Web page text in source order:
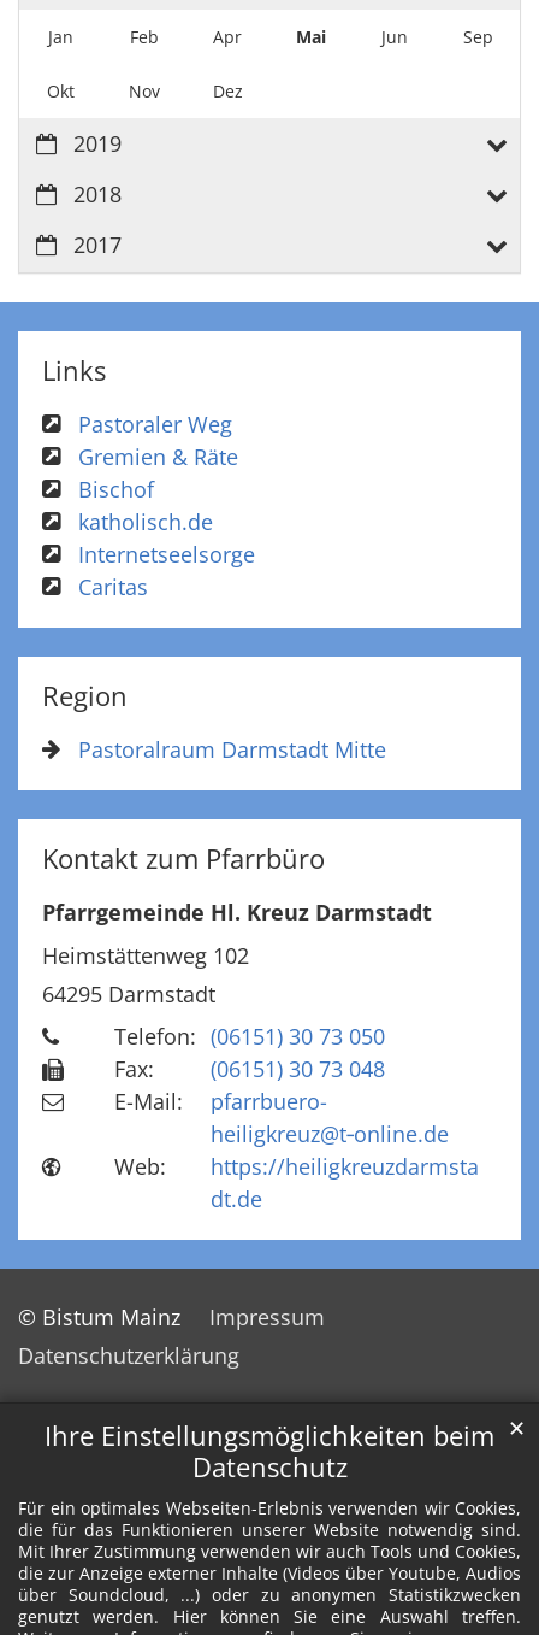
Ihre Einstellungsmöglichkeiten beim
Datenschutz
Für ein optimales Webseiten-Erlebnis verwenden wir Cookies,
die für das Funktionieren unserer Website notwendig sind.
Mit Ihrer Zustimmung verwenden wir auch Tools und Cookies,
die zur Anzeige externer Inhalte (Videos über Youtube, Audios
über Soundcloud, ...) oder zu anonymen Statistikzwecken
genutzt werden. Hier können Sie eine Auswahl treffen.
✕
Jan Feb Apr Mai Jun Sep
Okt Nov Dez
2019
2018
2017
Links
Pastoraler Weg
Gremien & Räte
Bischof
katholisch.de
Internetseelsorge
Caritas
Region
Pastoralraum Darmstadt Mitte
Kontakt zum Pfarrbüro
Pfarrgemeinde Hl. Kreuz Darmstadt
Heimstättenweg 102
64295 Darmstadt
Telefon: (06151) 30 73 050
Fax:
(06151) 30 73 048
E-Mail:
pfarrbuero-
heiligkreuz@t‑online.de
Web:
https://heiligkreuzdarmsta
dt.de
© Bistum Mainz
Impressum
Datenschutzerklärung